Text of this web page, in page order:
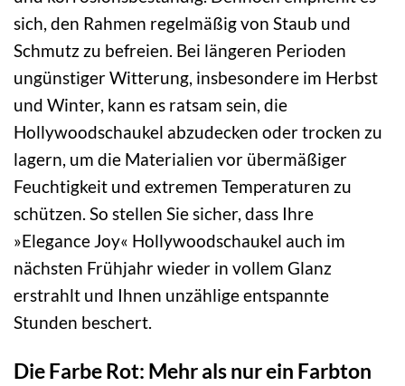
sich, den Rahmen regelmäßig von Staub und
Schmutz zu befreien. Bei längeren Perioden
ungünstiger Witterung, insbesondere im Herbst
und Winter, kann es ratsam sein, die
Hollywoodschaukel abzudecken oder trocken zu
lagern, um die Materialien vor übermäßiger
Feuchtigkeit und extremen Temperaturen zu
schützen. So stellen Sie sicher, dass Ihre
»Elegance Joy« Hollywoodschaukel auch im
nächsten Frühjahr wieder in vollem Glanz
erstrahlt und Ihnen unzählige entspannte
Stunden beschert.
Die Farbe Rot: Mehr als nur ein Farbton